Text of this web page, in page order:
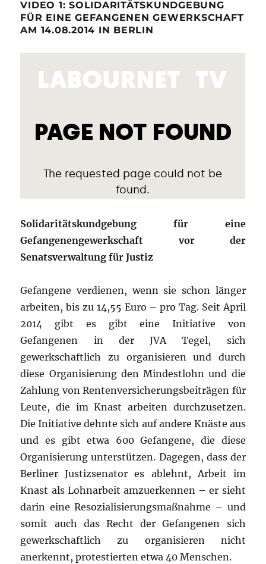
VIDEO 1: SOLIDARITÄTSKUNDGEBUNG
FÜR EINE GEFANGENEN GEWERKSCHAFT
AM 14.08.2014 IN BERLIN
Solidaritätskundgebung für eine
Gefangenengewerkschaft vor der
Senatsverwaltung für Justiz
Gefangene verdienen, wenn sie schon länger
arbeiten, bis zu 14,55 Euro – pro Tag. Seit April
2014 gibt es gibt eine Initiative von
Gefangenen in der JVA Tegel, sich
gewerkschaftlich zu organisieren und durch
diese Organisierung den Mindestlohn und die
Zahlung von Rentenversicherungsbeiträgen für
Leute, die im Knast arbeiten durchzusetzen.
Die Initiative dehnte sich auf andere Knäste aus
und es gibt etwa 600 Gefangene, die diese
Organisierung unterstützen. Dagegen, dass der
Berliner Justizsenator es ablehnt, Arbeit im
Knast als Lohnarbeit amzuerkennen – er sieht
darin eine Resozialisierungsmaßnahme – und
somit auch das Recht der Gefangenen sich
gewerkschaftlich zu organisieren nicht
anerkennt, protestierten etwa 40 Menschen.